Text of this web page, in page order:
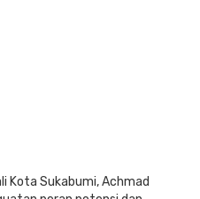
Kota Sukabumi, Achmad